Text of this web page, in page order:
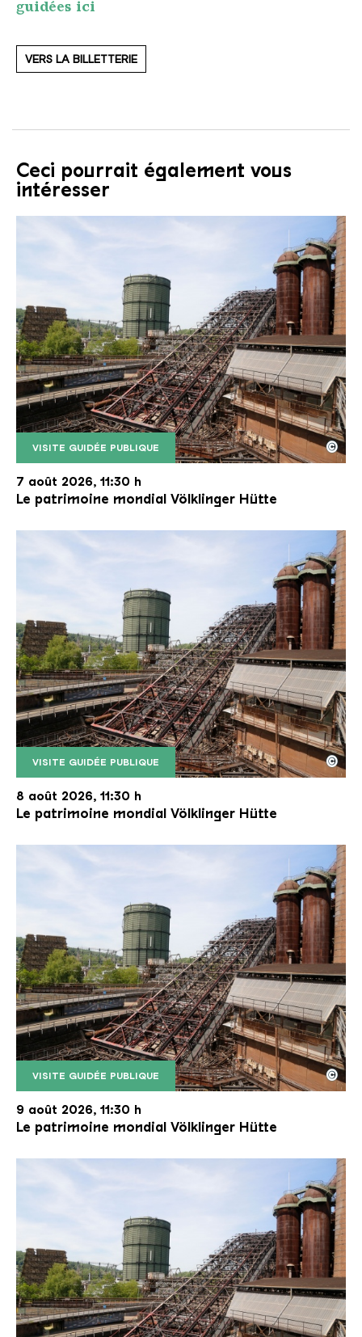
guidées ici
VERS LA BILLETTERIE
Ceci pourrait également vous
intéresser
VISITE GUIDÉE PUBLIQUE
Le monte-charge incliné de la Völklinger Hütte
Copyright: Weltkulturerbe Völklinger Hütte | Karl
©
7 août 2026, 11:30 h
Le patrimoine mondial Völklinger Hütte
VISITE GUIDÉE PUBLIQUE
Le monte-charge incliné de la Völklinger Hütte
Copyright: Weltkulturerbe Völklinger Hütte | Karl
©
8 août 2026, 11:30 h
Le patrimoine mondial Völklinger Hütte
VISITE GUIDÉE PUBLIQUE
Le monte-charge incliné de la Völklinger Hütte
Copyright: Weltkulturerbe Völklinger Hütte | Karl
©
9 août 2026, 11:30 h
Le patrimoine mondial Völklinger Hütte